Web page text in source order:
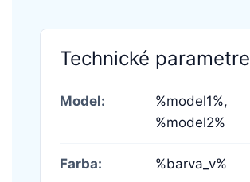
Technické parametre
Model:
%model1%,
%model2%
Farba: %barva_v%